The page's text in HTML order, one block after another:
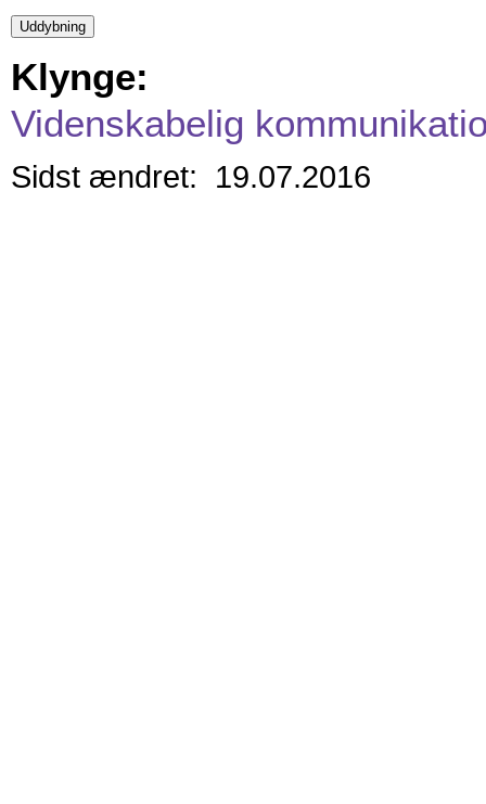
Klynge:
Videnskabelig
Sidst ændret: 19.07.2016